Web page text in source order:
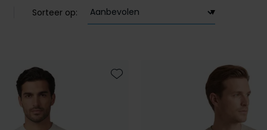
Sorteer op:
Toevoegen aan favorieten